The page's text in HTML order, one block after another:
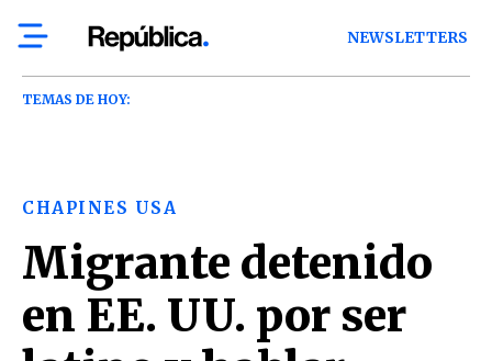
NEWSLETTERS
TEMAS DE HOY:
CHAPINES USA
Migrante detenido
en EE. UU. por ser